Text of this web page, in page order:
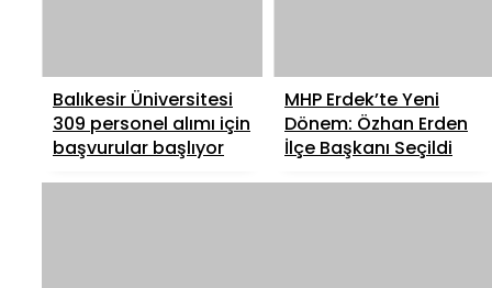
Balıkesir Üniversitesi
309 personel alımı için
başvurular başlıyor
MHP Erdek’te Yeni
Dönem: Özhan Erden
İlçe Başkanı Seçildi